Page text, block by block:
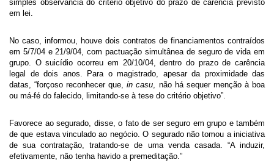
simples observância do critério objetivo do prazo de carência previsto
em lei.
No caso, informou, houve dois contratos de financiamentos contraídos
em 5/7/04 e 21/9/04, com pactuação simultânea de seguro de vida em
grupo. Osuicídio ocorreu em 20/10/04, dentro do prazo de carência
legal de dois anos. Para o magistrado, apesar da proximidade das
datas, “forçoso reconhecer que,in casu, não há sequer menção à boa
ou má-fé do falecido, limitando-se à tese do critério objetivo”.
Favorece ao segurado, disse, o fato de ser seguro em grupo e também
de que estava vinculado ao negócio. O segurado não tomou a iniciativa
de sua contratação, tratando-se de uma venda casada. “A induzir,
efetivamente, não tenha havido a premeditação.”